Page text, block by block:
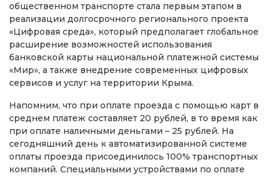
общественном транспорте стала первым этапом в
реализации долгосрочного регионального проекта
«Цифровая среда», который предполагает глобальное
расширение возможностей использования
банковской карты национальной платежной системы
«Мир», а также внедрение современных цифровых
сервисов и услуг на территории Крыма.
Напомним, что при оплате проезда с помощью карт в
среднем платеж составляет 20 рублей, в то время как
при оплате наличными деньгами – 25 рублей. На
сегодняшний день к автоматизированной системе
оплаты проезда присоединилось 100% транспортных
компаний. Специальными устройствами по оплате